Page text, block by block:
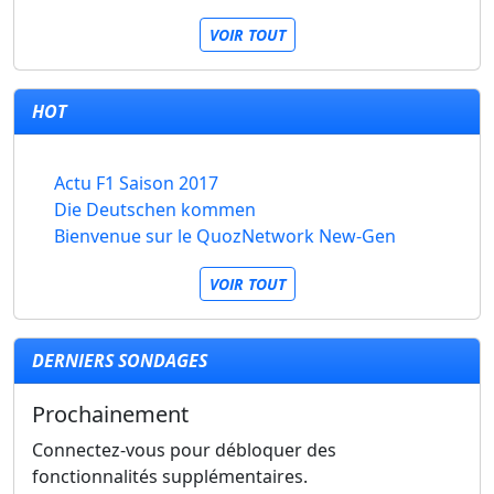
VOIR TOUT
HOT
Actu F1 Saison 2017
Die Deutschen kommen
Bienvenue sur le QuozNetwork New-Gen
VOIR TOUT
DERNIERS SONDAGES
Prochainement
Connectez-vous pour débloquer des
fonctionnalités supplémentaires.